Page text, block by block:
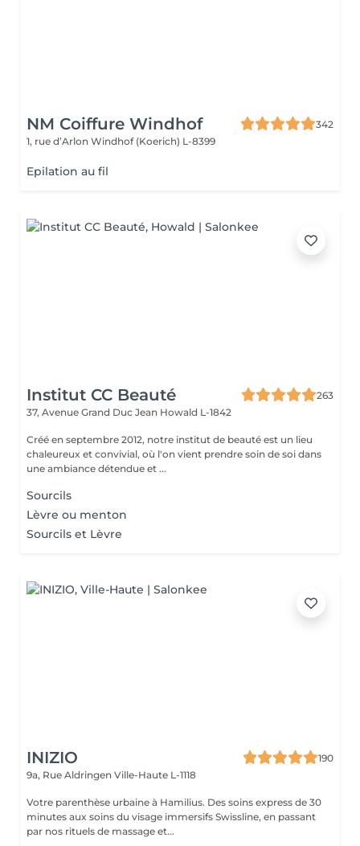
NM Coiffure Windhof
342
1, rue d’Arlon Windhof (Koerich) L-8399
Epilation au fil
Institut CC Beauté
263
37, Avenue Grand Duc Jean Howald L-1842
Créé en septembre 2012, notre institut de beauté est un lieu
chaleureux et convivial, où l'on vient prendre soin de soi dans
une ambiance détendue et ...
Sourcils
Lèvre ou menton
Sourcils et Lèvre
INIZIO
190
9a, Rue Aldringen Ville-Haute L-1118
Votre parenthèse urbaine à Hamilius. Des soins express de 30
minutes aux soins du visage immersifs Swissline, en passant
par nos rituels de massage et...